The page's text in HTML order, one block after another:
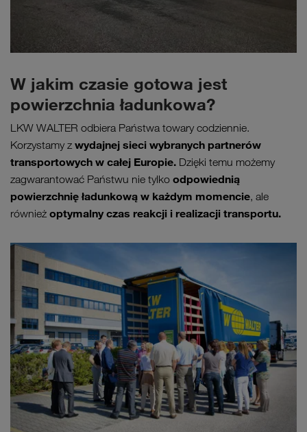
W jakim czasie gotowa jest
powierzchnia ładunkowa?
LKW WALTER odbiera Państwa towary codziennie.
Korzystamy z wydajnej sieci wybranych partnerów
transportowych w całej Europie. Dzięki temu możemy
zagwarantować Państwu nie tylko odpowiednią
powierzchnię ładunkową w każdym momencie, ale
również optymalny czas reakcji i realizacji transportu.